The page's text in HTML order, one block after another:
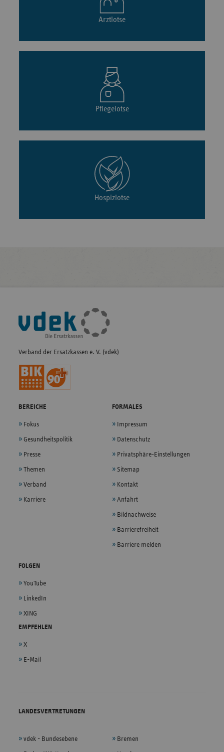
Arztlotse
Pflegelotse
Hospizlotse
Fußleisten-
Navigation
Verband der Ersatzkassen e. V. (vdek)
BEREICHE
Fokus
Gesundheitspolitik
Presse
Themen
Verband
Karriere
FORMALES
Impressum
Datenschutz
Privatsphäre-Einstellungen
Sitemap
Kontakt
Anfahrt
Bildnachweise
Barrierefreiheit
Barriere melden
FOLGEN
YouTube
LinkedIn
XING
EMPFEHLEN
X
E-Mail
LANDESVERTRETUNGEN
vdek - Bundesebene Bremen